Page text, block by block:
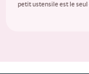
petit ustensile est le seul